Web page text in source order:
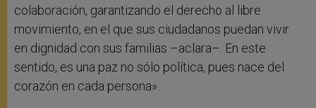
colaboración, garantizando el derecho al libre
movimiento, en el que sus ciudadanos puedan vivir
en dignidad con sus familias –aclara–. En este
sentido, es una paz no sólo política, pues nace del
corazón en cada persona».